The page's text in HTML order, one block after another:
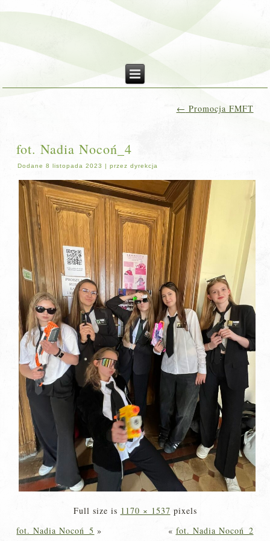
← Promocja FMFT
fot. Nadia Nocoń_4
Dodane 8 listopada 2023 |przez dyrekcja
Full size is 1170 × 1537 pixels
fot. Nadia Nocoń_5 » « fot. Nadia Nocoń_2